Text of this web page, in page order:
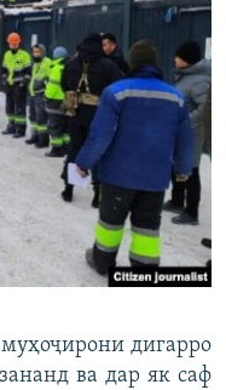
дигарро
ва дар як саф